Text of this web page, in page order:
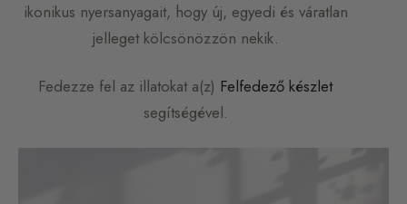
ikonikus nyersanyagait, hogy új, egyedi és váratlan
jelleget kölcsönözzön nekik.
Fedezze fel az illatokat a(z) Felfedező készlet
segítségével.